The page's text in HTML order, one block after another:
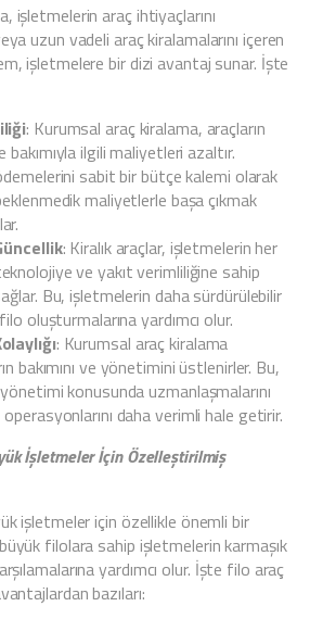
işletmelerin araç ihtiyaçlarını
uzun vadeli araç kiralamalarını içeren
işletmelere bir dizi avantaj sunar. İşte
: Kurumsal araç kiralama, araçların
bakımıyla ilgili maliyetleri azaltır.
sabit bir bütçe kalemi olarak
maliyetlerle başa çıkmak
: Kiralık araçlar, işletmelerin her
ve yakıt verimliliğine sahip
Bu, işletmelerin daha sürdürülebilir
oluşturmalarına yardımcı olur.
: Kurumsal araç kiralama
bakımını ve yönetimini üstlenirler. Bu,
konusunda uzmanlaşmalarını
daha verimli hale getirir.
İşletmeler İçin Özelleştirilmiş
işletmeler için özellikle önemli bir
filolara sahip işletmelerin karmaşık
yardımcı olur. İşte filo araç
bazıları: